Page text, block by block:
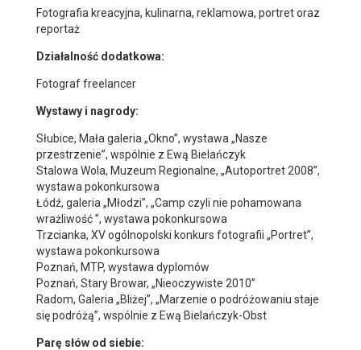
Fotografia kreacyjna, kulinarna, reklamowa, portret oraz
reportaż
Działalność dodatkowa:
Fotograf freelancer
Wystawy i nagrody:
Słubice, Mała galeria „Okno”, wystawa „Nasze
przestrzenie”, wspólnie z Ewą Bielańczyk
Stalowa Wola, Muzeum Regionalne, „Autoportret 2008”,
wystawa pokonkursowa
Łódź, galeria „Młodzi”, „Camp czyli nie pohamowana
wrażliwość ”, wystawa pokonkursowa
Trzcianka, XV ogólnopolski konkurs fotografii „Portret”,
wystawa pokonkursowa
Poznań, MTP, wystawa dyplomów
Poznań, Stary Browar, „Nieoczywiste 2010”
Radom, Galeria „Bliżej”, „Marzenie o podróżowaniu staje
się podróżą”, wspólnie z Ewą Bielańczyk-Obst
Parę słów od siebie: